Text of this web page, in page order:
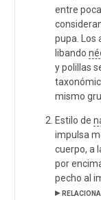
entre
pupa. Los
libando
y polillas
mismo
Estilo de
impulsa
cuerpo, a
por
pecho al
▸